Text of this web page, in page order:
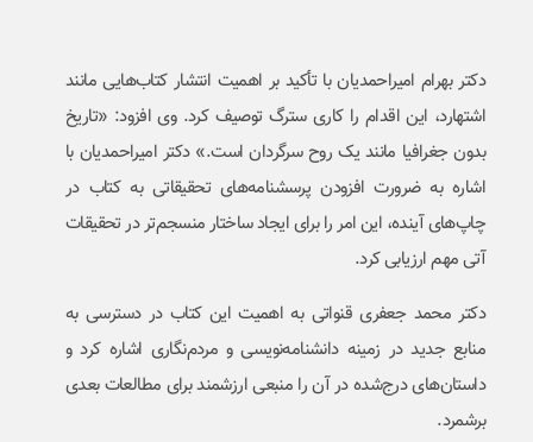
دکتر بهرام امیراحمدیان با تأکید بر اهمیت انتشار کتاب‌هایی مانند
اشتهارد، این اقدام را کاری سترگ توصیف کرد. وی افزود: «تاریخ
بدون جغرافیا مانند یک روح سرگردان است.» دکتر امیراحمدیان با
اشاره به ضرورت افزودن پرسشنامه‌های تحقیقاتی به کتاب در
چاپ‌های آینده، این امر را برای ایجاد ساختار منسجم‌تر در تحقیقات
آتی مهم ارزیابی کرد.
دکتر محمد جعفری قنواتی به اهمیت این کتاب در دسترسی به
منابع جدید در زمینه دانشنامه‌نویسی و مردم‌نگاری اشاره کرد و
داستان‌های درج‌شده در آن را منبعی ارزشمند برای مطالعات بعدی
برشمرد.